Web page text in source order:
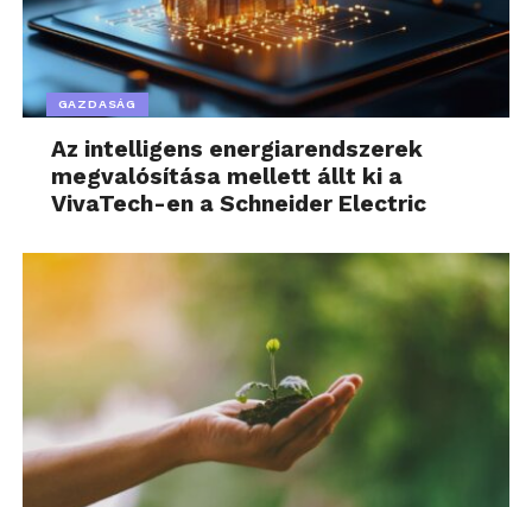
GAZDASÁG
Az intelligens energiarendszerek
megvalósítása mellett állt ki a
VivaTech-en a Schneider Electric